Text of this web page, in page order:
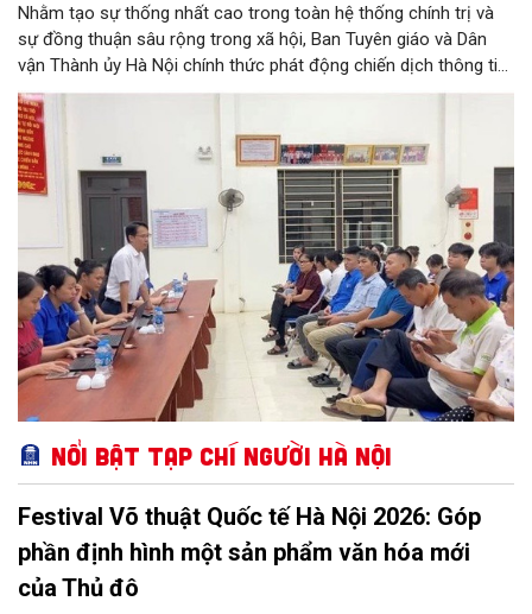
Nhằm tạo sự thống nhất cao trong toàn hệ thống chính trị và
sự đồng thuận sâu rộng trong xã hội, Ban Tuyên giáo và Dân
vận Thành ủy Hà Nội chính thức phát động chiến dịch thông tin,
tuyên truyền về Phong trào “Bình dân học vụ số”. Chương trình
không chỉ góp phần tăng tốc thực hiện Nghị quyết số 57-
NQ/TW của Thủ đô, mà còn khơi dậy tinh thần học tập suốt
đời, đưa tri thức và kỹ năng số thấm sâu vào mọi mặt đời sống.
Đây được xem là bước đi chiến lược để hình thành nét văn hóa
học tập mới, hướng tới phát triển toàn diện lực lượng công dân
số, xã hội số và xã hội học tập trên địa bàn thành phố.
Nổi bật Tạp chí Người Hà Nội
Festival Võ thuật Quốc tế Hà Nội 2026: Góp
phần định hình một sản phẩm văn hóa mới
của Thủ đô